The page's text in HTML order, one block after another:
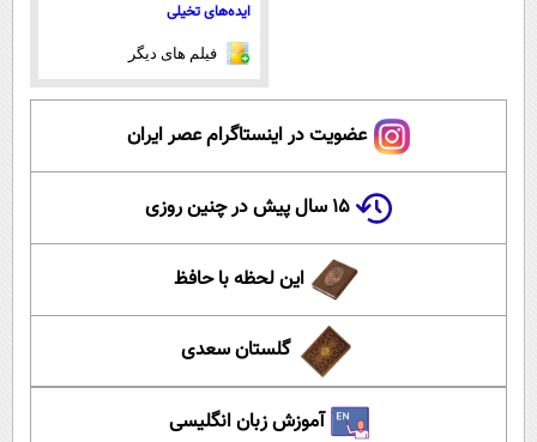
ایده‌های تخیلی
فیلم های دیگر
عضویت در اینستاگرام عصر ایران
۱۵ سال پیش در چنین روزی
این لحظه با حافظ
گلستان سعدی
آموزش زبان انگلیسی